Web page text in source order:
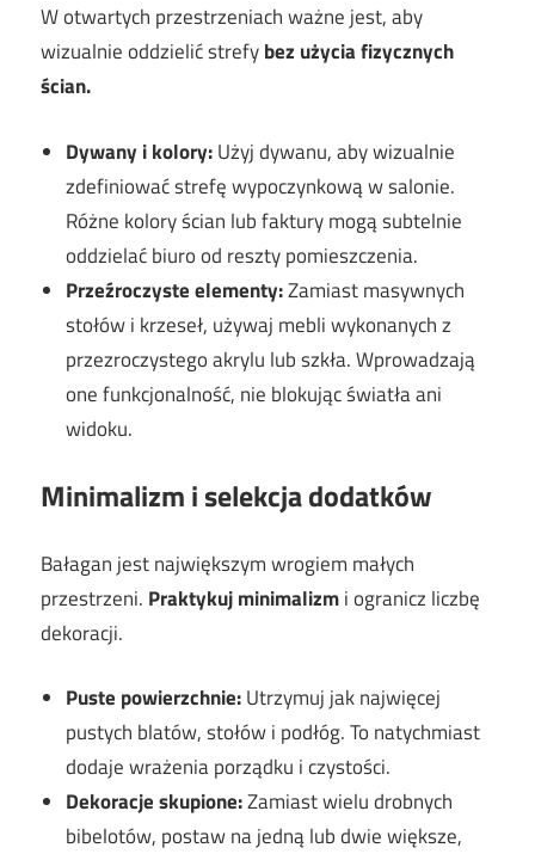
W otwartych przestrzeniach ważne jest, aby
wizualnie oddzielić strefybez użycia fizycznych
ścian.
Dywany i kolory:Użyj dywanu, aby wizualnie
zdefiniować strefę wypoczynkową w salonie.
Różne kolory ścian lub faktury mogą subtelnie
oddzielać biuro od reszty pomieszczenia.
Przeźroczyste elementy:Zamiast masywnych
stołów i krzeseł, używaj mebli wykonanych z
przezroczystego akrylu lub szkła. Wprowadzają
one funkcjonalność, nie blokując światła ani
widoku.
Minimalizm i selekcja dodatków
Bałagan jest największym wrogiem małych
przestrzeni. Praktykuj minimalizmi ogranicz liczbę
dekoracji.
Puste powierzchnie:Utrzymuj jak najwięcej
pustych blatów, stołów i podłóg. To natychmiast
dodaje wrażenia porządku i czystości.
Dekoracje skupione:Zamiast wielu drobnych
bibelotów, postaw na jedną lub dwie większe,